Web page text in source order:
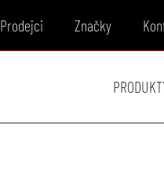
Prodejci Značky